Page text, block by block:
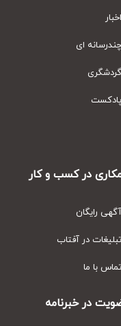
ای
در کسب و کار
رایگان
در آفتاب
با ما
در خبرنامه